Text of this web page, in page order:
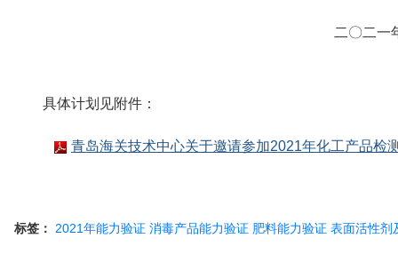
二〇二一
具体计划见附件：
青岛海关技术中心关于邀请参加2021年化工产品检
标签： 2021年能力验证 消毒产品能力验证 肥料能力验证 表面活性剂